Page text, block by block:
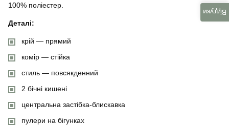
100% поліестер.
Деталі:
крій — прямий
комір — стійка
стиль — повсякденний
2 бічні кишені
центральна застібка-блискавка
пулери на бігунках
Відгуки